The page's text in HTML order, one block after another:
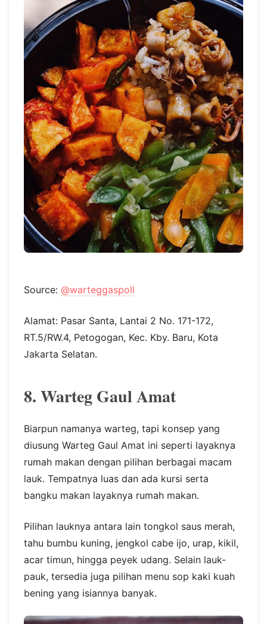
Source: @warteggaspoll
Alamat: Pasar Santa, Lantai 2 No. 171-172,
RT.5/RW.4, Petogogan, Kec. Kby. Baru, Kota
Jakarta Selatan.
8. Warteg Gaul Amat
Biarpun namanya warteg, tapi konsep yang
diusung Warteg Gaul Amat ini seperti layaknya
rumah makan dengan pilihan berbagai macam
lauk. Tempatnya luas dan ada kursi serta
bangku makan layaknya rumah makan.
Pilihan lauknya antara lain tongkol saus merah,
tahu bumbu kuning, jengkol cabe ijo, urap, kikil,
acar timun, hingga peyek udang. Selain lauk-
pauk, tersedia juga pilihan menu sop kaki kuah
bening yang isiannya banyak.